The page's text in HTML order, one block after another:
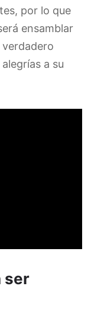
por lo que
ensamblar
a su
ser